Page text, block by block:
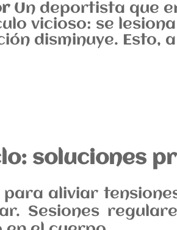
Un deportista que
vicioso: se
disminuye. Esto,
soluciones
aliviar
Sesiones